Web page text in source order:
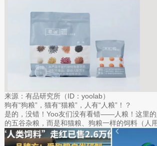
来源：有品研究所（ID：yoolab）
狗有“狗粮”，猫有“猫粮”，人有“人粮”！？
是的，没错！Yoo友们没有看错——人粮！这里
的五谷杂粮，而是和猫粮、狗粮一样的饲料（人用